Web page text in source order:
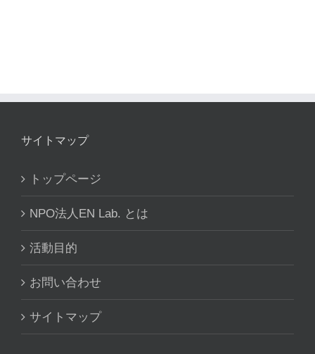
サイトマップ
トップページ
NPO法人EN Lab. とは
活動目的
お問い合わせ
サイトマップ